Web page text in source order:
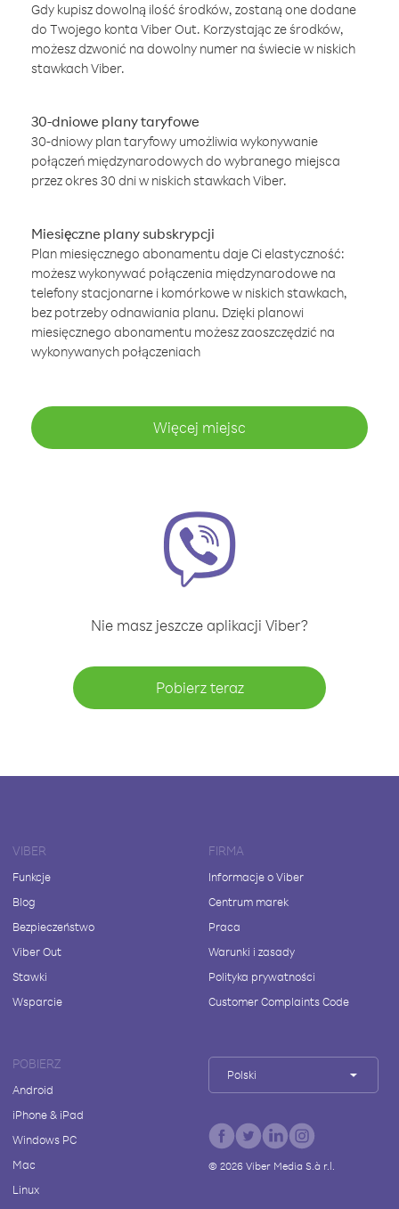
Gdy kupisz dowolną ilość środków, zostaną one dodane
do Twojego konta Viber Out. Korzystając ze środków,
możesz dzwonić na dowolny numer na świecie w niskich
stawkach Viber.
30-dniowe plany taryfowe
30-dniowy plan taryfowy umożliwia wykonywanie
połączeń międzynarodowych do wybranego miejsca
przez okres 30 dni w niskich stawkach Viber.
Miesięczne plany subskrypcji
Plan miesięcznego abonamentu daje Ci elastyczność:
możesz wykonywać połączenia międzynarodowe na
telefony stacjonarne i komórkowe w niskich stawkach,
bez potrzeby odnawiania planu. Dzięki planowi
miesięcznego abonamentu możesz zaoszczędzić na
wykonywanych połączeniach
Więcej miejsc
Nie masz jeszcze aplikacji Viber?
Pobierz teraz
VIBER
Funkcje
Blog
Bezpieczeństwo
Viber Out
Stawki
Wsparcie
FIRMA
Informacje o Viber
Centrum marek
Praca
Warunki i zasady
Polityka prywatności
Customer Complaints Code
POBIERZ
Android
iPhone & iPad
Windows PC
Mac
Linux
Polski
© 2026Viber Media S.à r.l.